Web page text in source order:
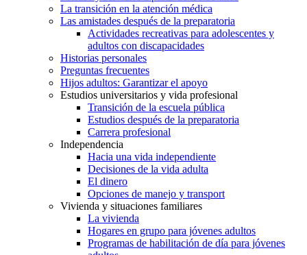
La transición en la atención médica
Las amistades después de la preparatoria
Actividades recreativas para adolescentes y
adultos con discapacidades
Historias personales
Preguntas frecuentes
Hijos adultos: Garantizar el apoyo
Estudios universitarios y vida profesional
Transición de la escuela pública
Estudios después de la preparatoria
Carrera profesional
Independencia
Hacia una vida independiente
Decisiones de la vida adulta
El dinero
Opciones de manejo y transport
Vivienda y situaciones familiares
La vivienda
Hogares en grupo para jóvenes adultos
Programas de habilitación de día para jóvenes